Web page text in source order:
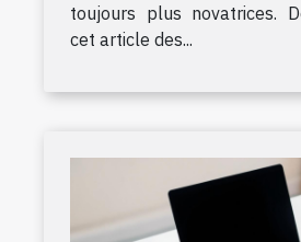
toujours plus novatrices.
cet article des...